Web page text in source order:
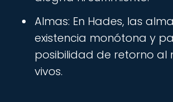
Almas: En Hades, las
existencia monótona y
posibilidad de retorno al
vivos.